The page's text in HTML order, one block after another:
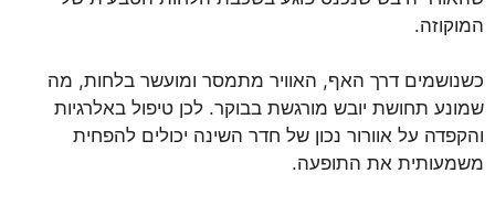
המוקוזה.
כשנושמים דרך האף, האוויר מתמסר ומועשר בלחות, מה
שמונע תחושת יובש מורגשת בבוקר. לכן טיפול באלרגיות
והקפדה על אוורור נכון של חדר השינה יכולים להפחית
משמעותית את התופעה.